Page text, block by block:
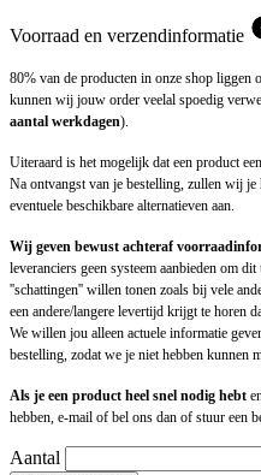
Voorraad en verzendinformatie
80% van de producten in onze shop liggen
kunnen wij jouw order veelal spoedig
aantal werkdagen).
Uiteraard is het mogelijk dat een product
Na ontvangst van je bestelling, zullen wij
eventuele beschikbare alternatieven aan.
Wij geven bewust achteraf
leveranciers geen systeem aanbieden om
''schattingen'' willen tonen zoals bij vele
een andere/langere levertijd krijgt te horen
We willen jou alleen actuele informatie
bestelling, zodat we je niet hebben kunnen
Als je een product heel snel nodig hebt
hebben, e-mail of bel ons dan of stuur een
Aantal